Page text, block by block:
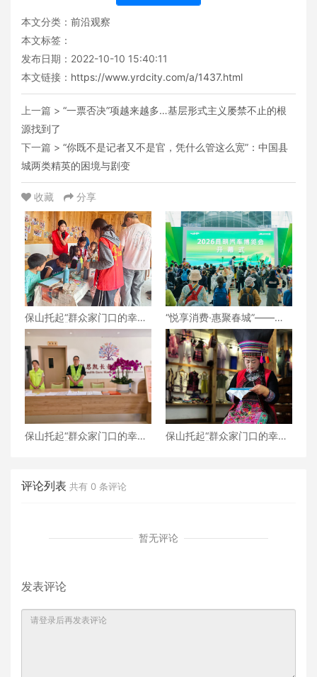
本文分类： 前沿观察
本文标签：
发布日期：2022-10-10 15:40:11
本文链接： https://www.yrdcity.com/a/1437.html
上一篇 > “一票否决”项越来越多…基层形式主义屡禁不止的根
源找到了
下一篇 > “你既不是记者又不是官，凭什么管这么宽”：中国县
城两类精英的困境与剧变
收藏 分享
保山托起“群众家门口的幸
福”（6）‖腾冲猴桥镇：家门
口的“火塘会”，激活边疆治
理“神经末梢”
“悦享消费·惠聚春城”——
2026昆明汽车博览会盛大开
幕
保山托起“群众家门口的幸
保山托起“群众家门口的幸
评论列表 共有 0 条评论
暂无评论
发表评论